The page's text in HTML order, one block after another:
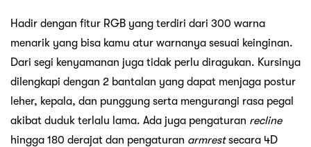
Hadir dengan fitur RGB yang terdiri dari 300 warna
menarik yang bisa kamu atur warnanya sesuai keinginan.
Dari segi kenyamanan juga tidak perlu diragukan. Kursinya
dilengkapi dengan 2 bantalan yang dapat menjaga postur
leher, kepala, dan punggung serta mengurangi rasa pegal
akibat duduk terlalu lama. Ada juga pengaturan recline
hingga 180 derajat dan pengaturan armrestsecara 4D